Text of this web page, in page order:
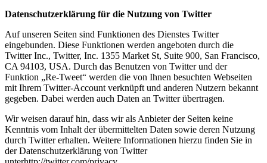
Datenschutzerklärung für die Nutzung von Twitter
Auf unseren Seiten sind Funktionen des Dienstes Twitter
eingebunden. Diese Funktionen werden angeboten durch die
Twitter Inc., Twitter, Inc. 1355 Market St, Suite 900, San Francisco,
CA 94103, USA. Durch das Benutzen von Twitter und der
Funktion „Re-Tweet“ werden die von Ihnen besuchten Webseiten
mit Ihrem Twitter-Account verknüpft und anderen Nutzern bekannt
gegeben. Dabei werden auch Daten an Twitter übertragen.
Wir weisen darauf hin, dass wir als Anbieter der Seiten keine
Kenntnis vom Inhalt der übermittelten Daten sowie deren Nutzung
durch Twitter erhalten. Weitere Informationen hierzu finden Sie in
der Datenschutzerklärung von Twitter